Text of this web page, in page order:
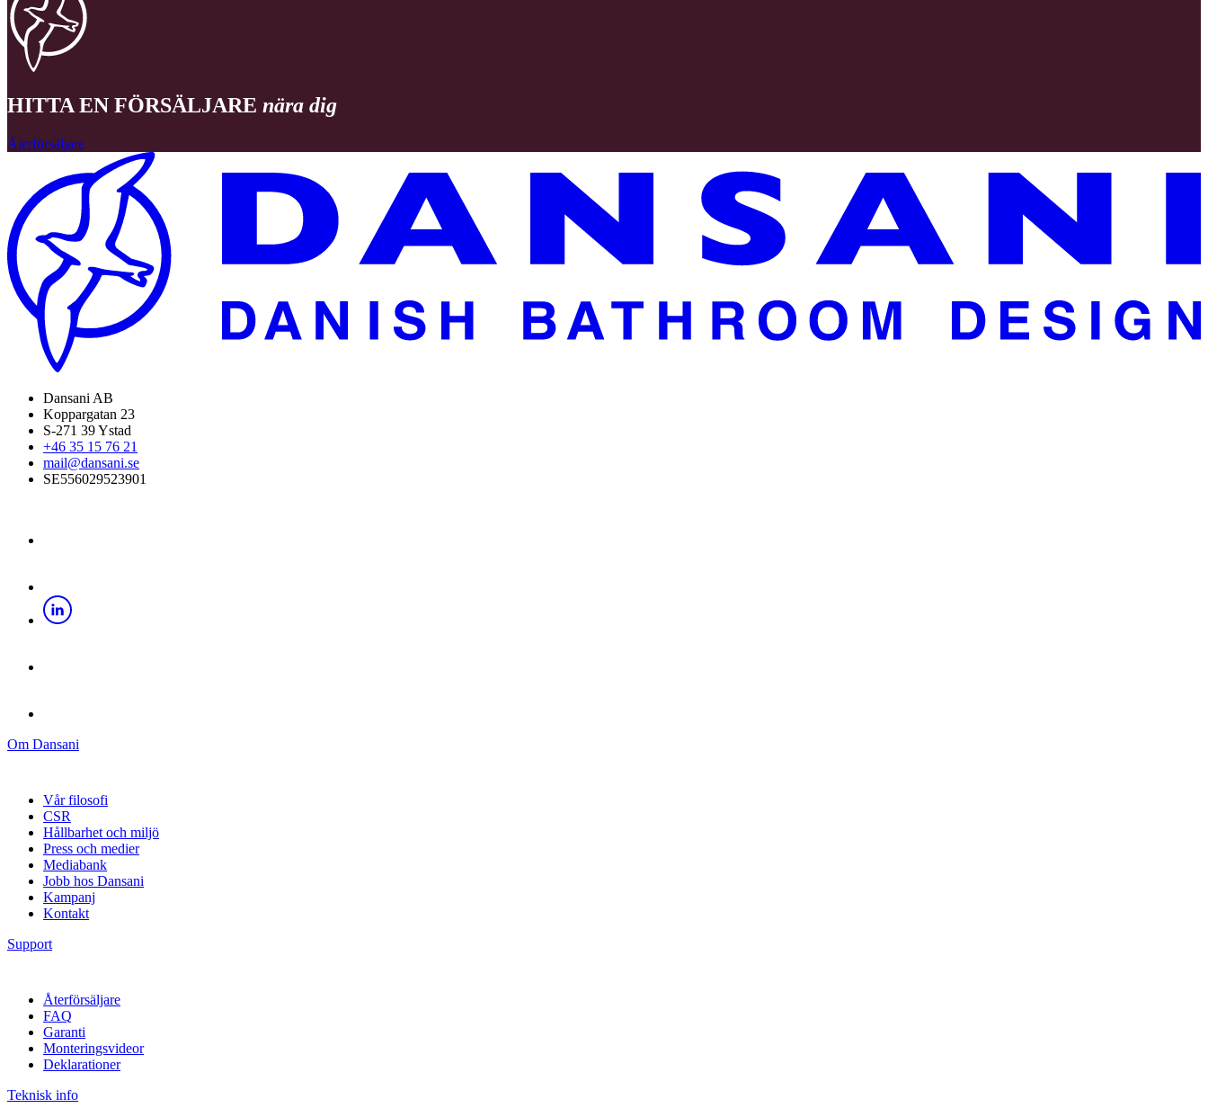
HITTA EN FÖRSÄLJARE nära dig
Återförsäljare
Dansani AB
Koppargatan 23
S-271 39 Ystad
+46 35 15 76 21
mail@dansani.se
SE556029523901
Om Dansani
Vår filosofi
CSR
Hållbarhet och miljö
Press och medier
Mediabank
Jobb hos Dansani
Kampanj
Kontakt
Support
Återförsäljare
FAQ
Garanti
Monteringsvideor
Deklarationer
Teknisk info